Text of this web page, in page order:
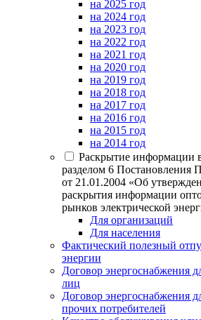
на 2025 год
на 2024 год
на 2023 год
на 2022 год
на 2021 год
на 2020 год
на 2019 год
на 2018 год
на 2017 год
на 2016 год
на 2015 год
на 2014 год
Раскрытие информации
разделом 6 Постановления
от 21.01.2004 «Об
раскрытия информации
рынков электрической
Для организаций
Для населения
Фактический полезный
энергии
Договор энергоснабжения
лиц
Договор энергоснабжения
прочих потребителей